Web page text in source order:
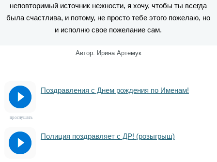
неповторимый источник нежности, я хочу, чтобы ты всегда
была счастлива, и потому, не просто тебе этого пожелаю, но
и исполню свое пожелание сам.
Автор: Ирина Артемук
Поздравления с Днем рождения по Именам!
прослушать
Полиция поздравляет с ДР! (розыгрыш)